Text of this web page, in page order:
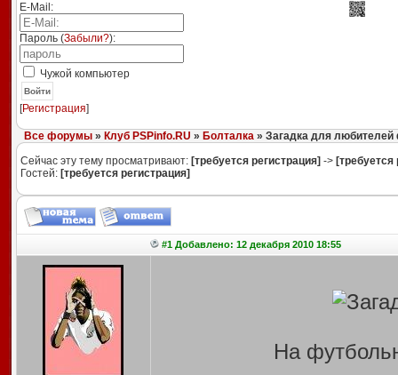
E-Mail:
Пароль (Забыли?):
Чужой компьютер
Войти
[Регистрация]
Все форумы» Клуб PSPinfo.RU » Болталка» Загадка для любителей
Сейчас эту тему просматривают: [требуется регистрация] -> [требуется
Гостей: [требуется регистрация]
#1 Добавлено: 12 декабря 2010 18:55
На